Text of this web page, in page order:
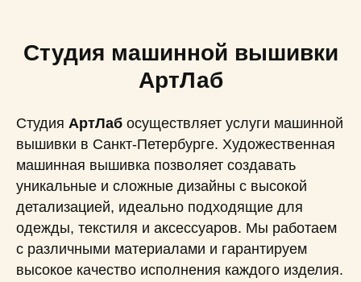
Студия машинной вышивки
АртЛаб
Студия АртЛаб осуществляет услуги машинной
вышивки в Санкт-Петербурге. Художественная
машинная вышивка позволяет создавать
уникальные и сложные дизайны с высокой
детализацией, идеально подходящие для
одежды, текстиля и аксессуаров. Мы работаем
с различными материалами и гарантируем
высокое качество исполнения каждого изделия.